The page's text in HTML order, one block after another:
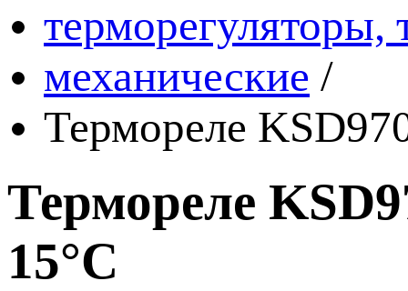
терморегуляторы,
механические /
Термореле
Термореле
15°С